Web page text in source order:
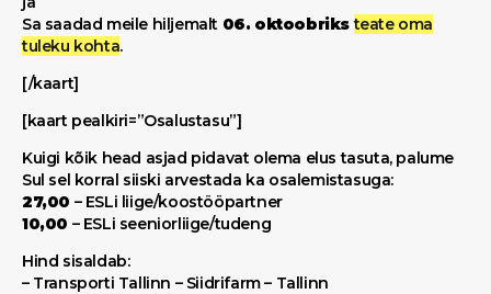
Sa saadad meile hiljemalt 06. oktoobriks teate oma
tuleku kohta.
[/kaart]
[kaart pealkiri=”Osalustasu”]
Kuigi kõik head asjad pidavat olema elus tasuta, palume
Sul sel korral siiski arvestada ka osalemistasuga:
27,00 – ESLi liige/koostööpartner
10,00 – ESLi seeniorliige/tudeng
Hind sisaldab:
– Transporti Tallinn – Siidrifarm – Tallinn